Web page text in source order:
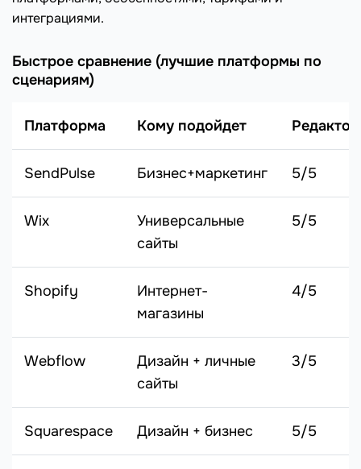
интеграциями.
Быстрое сравнение (лучшие платформы по
сценариям)
Платформа Кому подойдет Редактор
SendPulse Бизнес+маркетинг 5/5
Wix
Универсальные
сайты
5/5
Shopify
Интернет-
магазины
4/5
Webflow
Дизайн + личные
сайты
3/5
Squarespace Дизайн + бизнес 5/5